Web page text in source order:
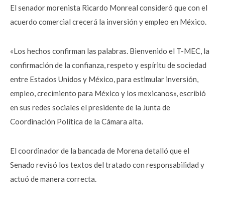
El senador morenista Ricardo Monreal consideró que con el
acuerdo comercial crecerá la inversión y empleo en México.
«Los hechos confirman las palabras. Bienvenido el T-MEC, la
confirmación de la confianza, respeto y espíritu de sociedad
entre Estados Unidos y México, para estimular inversión,
empleo, crecimiento para México y los mexicanos», escribió
en sus redes sociales el presidente de la Junta de
Coordinación Política de la Cámara alta.
El coordinador de la bancada de Morena detalló que el
Senado revisó los textos del tratado con responsabilidad y
actuó de manera correcta.